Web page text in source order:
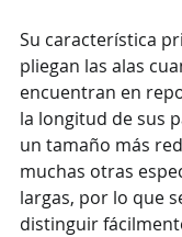
Su característica
pliegan las alas
encuentran en
la longitud de sus
un tamaño más
muchas otras
largas, por lo que
distinguir